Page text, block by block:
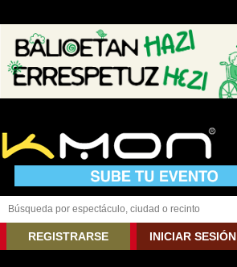
REGISTRARSE INICIAR SESIÓN